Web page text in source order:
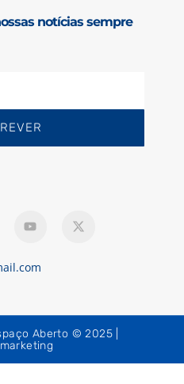
notícias sempre
Aberto © 2025 |